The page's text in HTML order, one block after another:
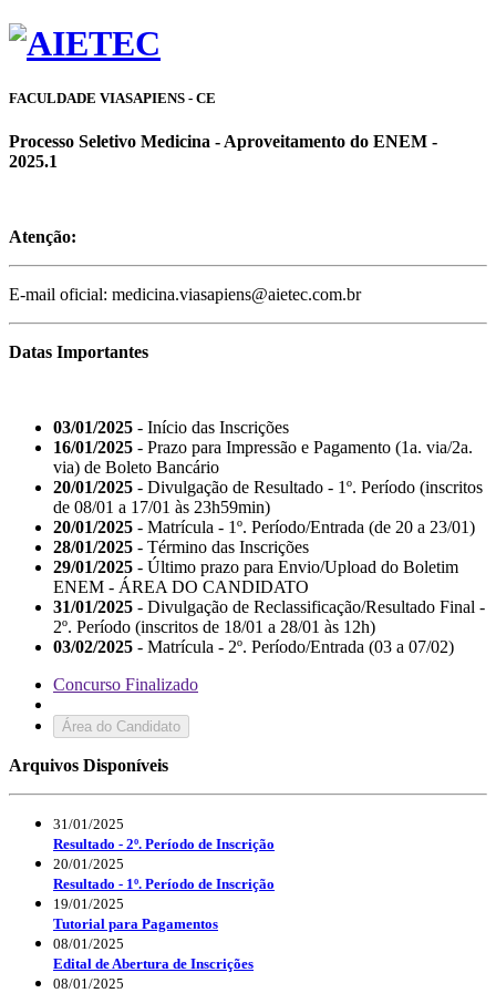
FACULDADE VIASAPIENS - CE
Processo Seletivo Medicina - Aproveitamento do ENEM -
2025.1
Atenção:
E-mail oficial: medicina.viasapiens@aietec.com.br
Datas Importantes
03/01/2025 - Início das Inscrições
16/01/2025 - Prazo para Impressão e Pagamento (1a. via/2a.
via) de Boleto Bancário
20/01/2025 - Divulgação de Resultado - 1º. Período (inscritos
de 08/01 a 17/01 às 23h59min)
20/01/2025 - Matrícula - 1º. Período/Entrada (de 20 a 23/01)
28/01/2025 - Término das Inscrições
29/01/2025 - Último prazo para Envio/Upload do Boletim
ENEM - ÁREA DO CANDIDATO
31/01/2025 - Divulgação de Reclassificação/Resultado Final -
2º. Período (inscritos de 18/01 a 28/01 às 12h)
03/02/2025 - Matrícula - 2º. Período/Entrada (03 a 07/02)
Concurso Finalizado
Área do Candidato
Arquivos Disponíveis
31/01/2025
Resultado - 2º. Período de Inscrição
20/01/2025
Resultado - 1º. Período de Inscrição
19/01/2025
Tutorial para Pagamentos
08/01/2025
Edital de Abertura de Inscrições
08/01/2025